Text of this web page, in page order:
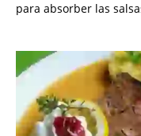
para absorber las